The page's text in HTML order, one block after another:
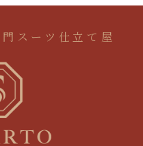
スーツ仕立て屋